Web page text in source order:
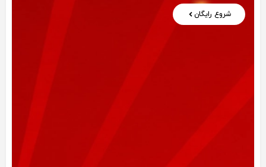
شروع رایگان